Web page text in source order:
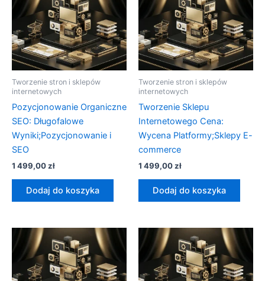
Tworzenie stron i sklepów
internetowych
Pozycjonowanie Organiczne
SEO: Długofalowe
Wyniki;Pozycjonowanie i
SEO
1 499,00zł
Dodaj do koszyka
Tworzenie stron i sklepów
internetowych
Tworzenie Sklepu
Internetowego Cena:
Wycena Platformy;Sklepy E-
commerce
1 499,00zł
Dodaj do koszyka